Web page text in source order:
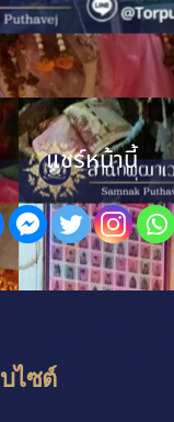
แชร์หน้านี้
ไซต์